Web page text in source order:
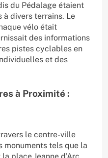
du Pédalage étaient
à divers terrains. Le
vélo était
des informations
pistes cyclables en
et des
à Proximité :
le centre-ville
monuments tels que la